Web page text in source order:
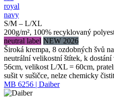
royal
navy
S/M – L/XL
200g/m², 100% recyklovaný
neutral label NEW 2026
Široká krempa, 8 ozdobných švů
neutrální velikostní štítek, k
56cm, velikost L/XL = 60cm,
sušit v sušičce, nelze chemicky čistit
MB 6256 | Daiber